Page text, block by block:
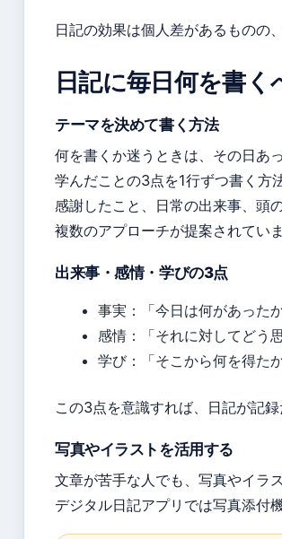
日記の効果は個人差があるものの
日記に毎日何を書
テーマを決めて書く方法
何を書くか迷うときは、その日あ
学んだことの3点を1行ずつ書く
感謝したこと、日常の出来事、頭
複数のアプローチが提案されてい
出来事・感情・学びの3点
事実：「今日は何があったか
感情：「それに対してどう
学び：「そこから何を得たか
この3点を意識すれば、日記が記
写真やイラストを活用する
文章が苦手な人でも、写真やイラ
デジタル日記アプリでは写真添付